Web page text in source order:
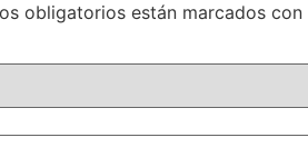
obligatorios están marcados con